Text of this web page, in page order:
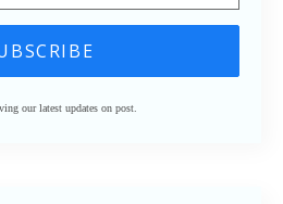
our latest updates on post.